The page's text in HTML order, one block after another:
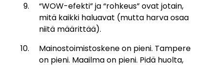
“WOW-efekti” ja “rohkeus” ovat jotain,
mitä kaikki haluavat (mutta harva osaa
niitä määrittää).
Mainostoimistoskene on pieni. Tampere
on pieni. Maailma on pieni. Pidä huolta,